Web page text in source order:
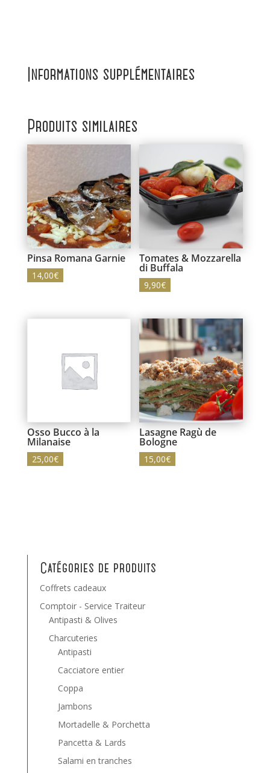
Informations supplémentaires
Produits similaires
Pinsa Romana Garnie
14,00€
Tomates & Mozzarella
di Buffala
9,90€
Osso Bucco à la
Milanaise
25,00€
Lasagne Ragù de
Bologne
15,00€
Catégories de produits
Coffrets cadeaux
Comptoir - Service Traiteur
Antipasti & Olives
Charcuteries
Antipasti
Cacciatore entier
Coppa
Jambons
Mortadelle & Porchetta
Pancetta & Lards
Salami en tranches